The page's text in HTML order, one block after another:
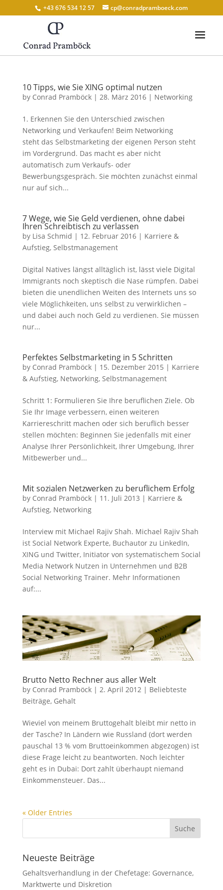
+43 676 534 12 57 cp@conradpramboeck.com
10 Tipps, wie Sie XING optimal nutzen
by Conrad Pramböck| 28. März 2016| Networking
1. Erkennen Sie den Unterschied zwischen
Networking und Verkaufen! Beim Networking
steht das Selbstmarketing der eigenen Person steht
im Vordergrund. Das macht es aber nicht
automatisch zum Verkaufs- oder
Bewerbungsgespräch. Sie möchten zunächst einmal
nur auf sich...
7 Wege, wie Sie Geld verdienen, ohne dabei
Ihren Schreibtisch zu verlassen
by Lisa Schmid | 12. Februar 2016| Karriere &
Aufstieg, Selbstmanagement
Digital Natives längst alltäglich ist, lässt viele Digital
Immigrants noch skeptisch die Nase rümpfen. Dabei
bieten die unendlichen Weiten des Internets uns so
viele Möglichkeiten, uns selbst zu verwirklichen –
und dabei auch noch Geld zu verdienen. Sie müssen
nur...
Perfektes Selbstmarketing in 5 Schritten
by Conrad Pramböck| 15. Dezember 2015 | Karriere
& Aufstieg, Networking, Selbstmanagement
Schritt 1: Formulieren Sie Ihre beruflichen Ziele. Ob
Sie Ihr Image verbessern, einen weiteren
Karriereschritt machen oder sich beruflich besser
stellen möchten: Beginnen Sie jedenfalls mit einer
Analyse Ihrer Persönlichkeit, Ihrer Umgebung, Ihrer
Mitbewerber und...
Mit sozialen Netzwerken zu beruflichem Erfolg
by Conrad Pramböck| 11. Juli 2013 | Karriere &
Aufstieg, Networking
Interview mit Michael Rajiv Shah. Michael Rajiv Shah
ist Social Network Experte, Buchautor zu LinkedIn,
XING und Twitter, Initiator von systematischem Social
Media Network Nutzen in Unternehmen und B2B
Social Networking Trainer. Mehr Informationen
auf:...
Brutto Netto Rechner aus aller Welt
by Conrad Pramböck| 2. April 2012| Beliebteste
Beiträge, Gehalt
Wieviel von meinem Bruttogehalt bleibt mir netto in
der Tasche? In Ländern wie Russland (dort werden
pauschal 13 % vom Bruttoeinkommen abgezogen) ist
diese Frage leicht zu beantworten. Noch leichter
geht es in Dubai: Dort zahlt überhaupt niemand
Einkommensteuer. Das...
« Older Entries
Neueste Beiträge
Gehaltsverhandlung in der Chefetage: Governance,
Marktwerte und Diskretion